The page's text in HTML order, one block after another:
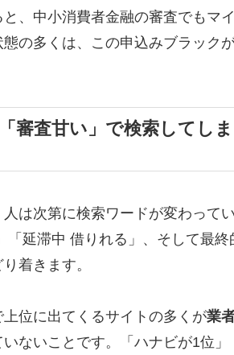
、中小消費者金融の審査でもマ
の多くは、この申込みブラック
審査甘い」で検索してし
は次第に検索ワードが変わって
延滞中 借りれる」、そして最終
着きます。
位に出てくるサイトの多くが業
ないことです。「ハナビが1位」